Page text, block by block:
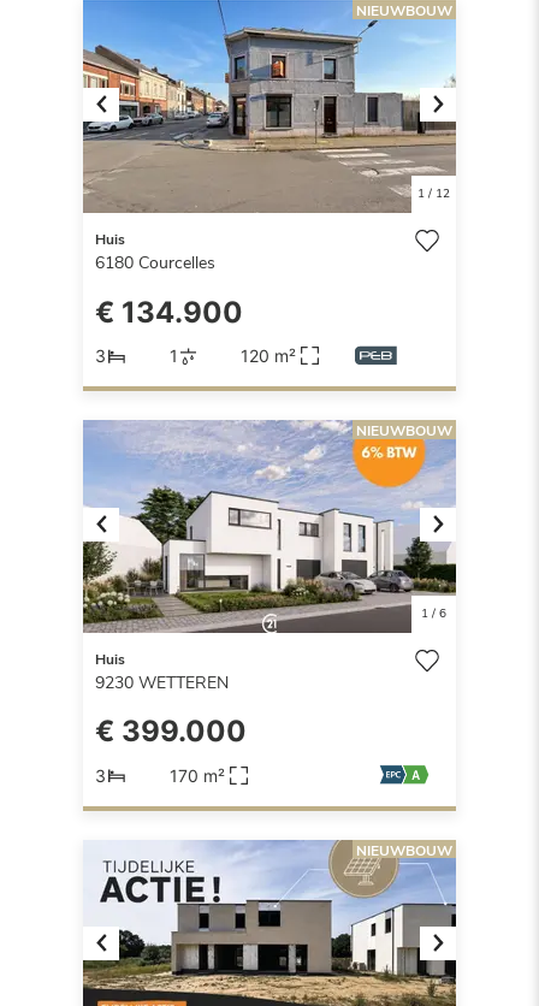
Previous Next
1/ 12
NIEUWBOUW
Huis
6180 Courcelles
€ 134.900
3 1 120 m²
Previous Next
1/ 6
NIEUWBOUW
Huis
9230 WETTEREN
€ 399.000
3 170 m²
Previous Next
NIEUWBOUW